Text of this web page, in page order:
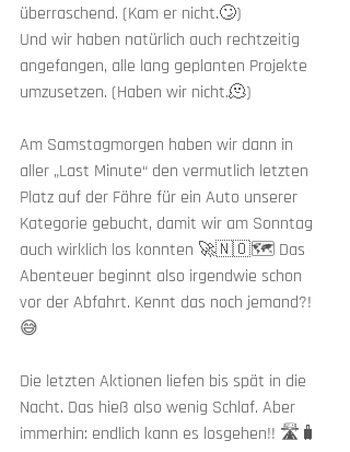
überraschend. (Kam er nicht.🙄)
Und wir haben natürlich auch rechtzeitig
angefangen, alle lang geplanten Projekte
umzusetzen. (Haben wir nicht.🫠)
Am Samstagmorgen haben wir dann in
aller „Last Minute“ den vermutlich letzten
Platz auf der Fähre für ein Auto unserer
Kategorie gebucht, damit wir am Sonntag
auch wirklich los konnten 🚀🇳🇴🗺 Das
Abenteuer beginnt also irgendwie schon
vor der Abfahrt. Kennt das noch jemand?!
😅
Die letzten Aktionen liefen bis spät in die
Nacht. Das hieß also wenig Schlaf. Aber
immerhin: endlich kann es losgehen!! 🛣🧳